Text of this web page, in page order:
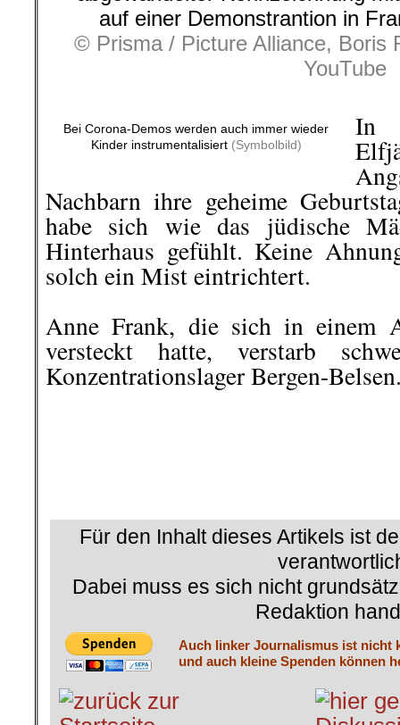
auf einer Demonstrantion in
© Prisma / Picture Alliance, Boris
YouTube
Bei Corona-Demos werden auch immer wieder
Kinder instrumentalisiert (Symbolbild)
In
Nachbarn ihre geheime
habe sich wie das jüdische
Hinterhaus gefühlt. Keine
solch ein Misteintrichtert.
Anne Frank, die sich in einem
versteckt hatte, verstarb
KonzentrationslagerBergen-
Für den Inhalt dieses Artikels ist
Dabei muss es sich nicht
Redaktion
Auch linker Journalismus ist nicht
und auch kleine Spenden können